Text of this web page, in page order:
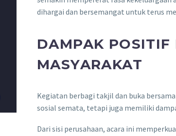
dihargai dan bersemangat untuk terus
DAMPAK POSITIF
MASYARAKAT
Kegiatan berbagi takjil dan buka
sosial semata, tetapi juga memiliki
Dari sisi perusahaan, acara ini